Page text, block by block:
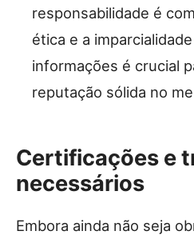
responsabilidade é
ética e a
informações é crucial
reputação sólida no
Certificações e
necessários
Embora ainda não seja